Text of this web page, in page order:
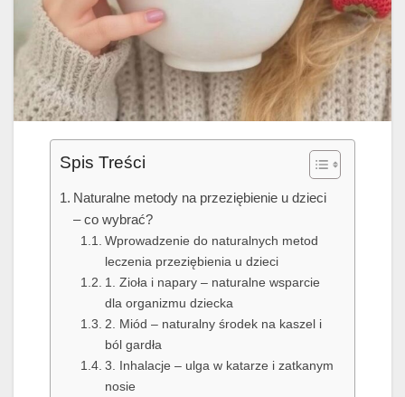
Spis Treści
Naturalne metody na przeziębienie u dzieci
– co wybrać?
Wprowadzenie do naturalnych metod
leczenia przeziębienia u dzieci
1. Zioła i napary – naturalne wsparcie
dla organizmu dziecka
2. Miód – naturalny środek na kaszel i
ból gardła
3. Inhalacje – ulga w katarze i zatkanym
nosie